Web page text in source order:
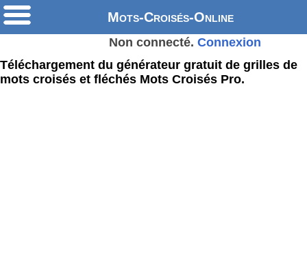
Mots-Croisés-Online
Non connecté. Connexion
Téléchargement du générateur gratuit de grilles de
mots croisés et fléchés Mots Croisés Pro.